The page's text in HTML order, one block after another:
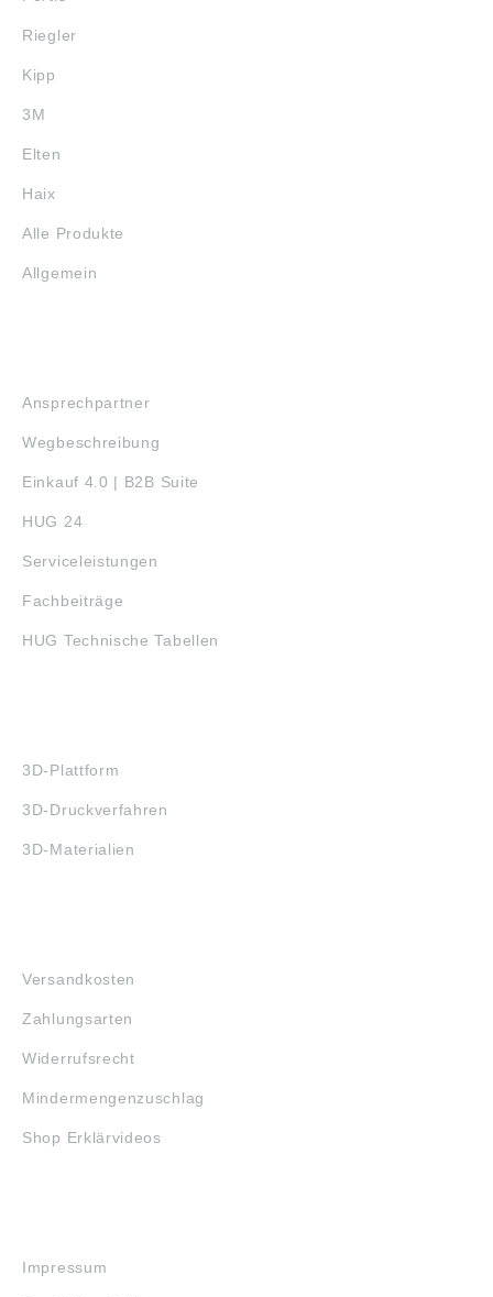
Riegler
Kipp
3M
Elten
Haix
Alle Produkte
Allgemein
Ansprechpartner
Wegbeschreibung
Einkauf 4.0 | B2B Suite
HUG 24
Serviceleistungen
Fachbeiträge
HUG Technische Tabellen
3D-Plattform
3D-Druckverfahren
3D-Materialien
Versandkosten
Zahlungsarten
Widerrufsrecht
Mindermengenzuschlag
Shop Erklärvideos
Impressum